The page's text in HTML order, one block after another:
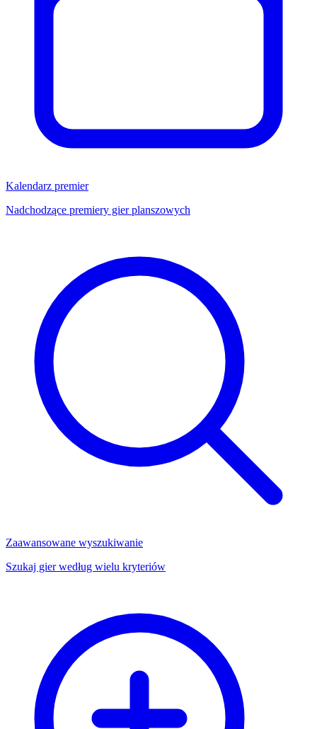
Kalendarz premier
Nadchodzące premiery gier planszowych
Zaawansowane wyszukiwanie
Szukaj gier według wielu kryteriów